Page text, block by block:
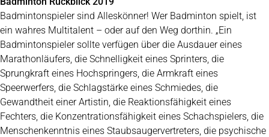
Badmintonspieler sind Alleskönner! Wer Badminton spielt, ist
ein wahres Multitalent – oder auf den Weg dorthin. „Ein
Badmintonspieler sollte verfügen über die Ausdauer eines
Marathonläufers, die Schnelligkeit eines Sprinters, die
Sprungkraft eines Hochspringers, die Armkraft eines
Speerwerfers, die Schlagstärke eines Schmiedes, die
Gewandtheit einer Artistin, die Reaktionsfähigkeit eines
Fechters, die Konzentrationsfähigkeit eines Schachspielers, die
Menschenkenntnis eines Staubsaugervertreters, die psychische